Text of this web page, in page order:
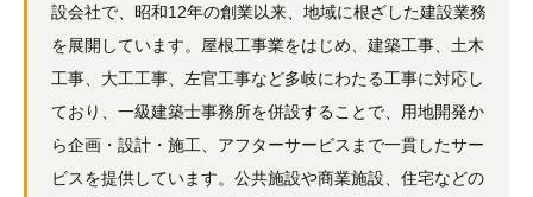
設会社で、昭和12年の創業以来、地域に根ざした建設業務
を展開しています。屋根工事業をはじめ、建築工事、土木
工事、大工工事、左官工事など多岐にわたる工事に対応し
ており、一級建築士事務所を併設することで、用地開発か
ら企画・設計・施工、アフターサービスまで一貫したサー
ビスを提供しています。公共施設や商業施設、住宅などの